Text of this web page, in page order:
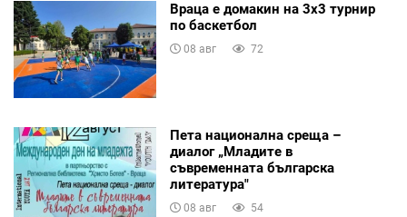
Враца е домакин на 3х3 турнир
по баскетбол
08 авг 72
Пета национална среща –
диалог „Младите в
съвременната българска
литература"
08 авг 54